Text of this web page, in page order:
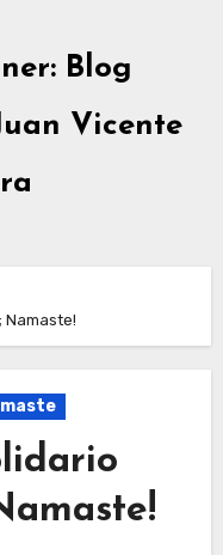
Blog
Vicente
Namaste!